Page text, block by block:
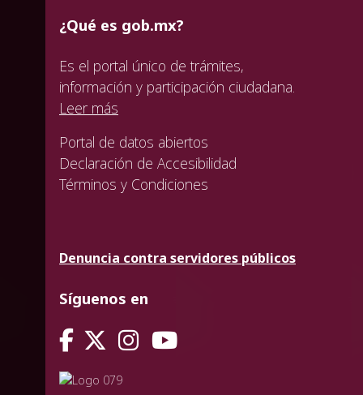
¿Qué es gob.mx?
Es el portal único de trámites,
información y participación ciudadana.
Leer más
Portal de datos abiertos
Declaración de Accesibilidad
Términos y Condiciones
Denuncia contra servidores públicos
Síguenos en